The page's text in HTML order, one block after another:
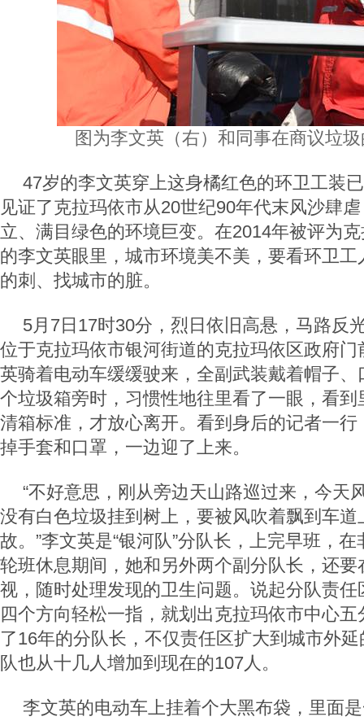
图为李文英（右）和同事在商议垃
47岁的李文英穿上这身橘红色的环卫工装
见证了克拉玛依市从20世纪90年代末风沙肆
立、满目绿色的环境巨变。在2014年被评为
的李文英眼里，城市环境美不美，要看环卫
的刺、找城市的脏。
5月7日17时30分，烈日依旧高悬，马路反
位于克拉玛依市银河街道的克拉玛依区政府
英骑着电动车缓缓驶来，全副武装戴着帽子
个垃圾箱旁时，习惯性地往里看了一眼，看
清箱标准，才放心离开。看到身后的记者一
掉手套和口罩，一边迎了上来。
“不好意思，刚从旁边天山路巡过来，今天
没有白色垃圾挂到树上，要被风吹着飘到车道
故。”李文英是“银河队”分队长，上完早班，
轮班休息期间，她和另外两个副分队长，还
视，随时处理发现的卫生问题。说起分队责
四个方向轻松一指，就划出克拉玛依市中心
了16年的分队长，不仅责任区扩大到城市外
队也从十几人增加到现在的107人。
李文英的电动车上挂着个大黑布袋，里面